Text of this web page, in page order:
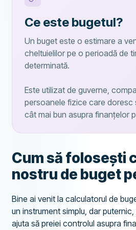
Ce este bugetul?
Un buget este o estimare a
cheltuielilor pe o perioadă de
determinată.
Este utilizat de guverne,
persoanele fizice care doresc
cât mai bun asupra finanțelor
Cum să folosești
nostru de buget
Bine ai venit la calculatorul de
un instrument simplu, dar
ajuta să preiei controlul asupra